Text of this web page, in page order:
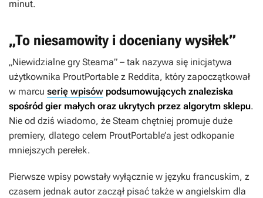
minut.
„To niesamowity i doceniany wysiłek”
„Niewidzialne gry Steama” – tak nazywa się inicjatywa
użytkownika ProutPortable z Reddita, który zapoczątkował
w marcu serię wpisów podsumowujących znaleziska
spośród gier małych oraz ukrytych przez algorytm sklepu.
Nie od dziś wiadomo, że Steam chętniej promuje duże
premiery, dlatego celem ProutPortable’a jest odkopanie
mniejszych perełek.
Pierwsze wpisy powstały wyłącznie w języku francuskim, z
czasem jednak autor zaczął pisać także w angielskim dla